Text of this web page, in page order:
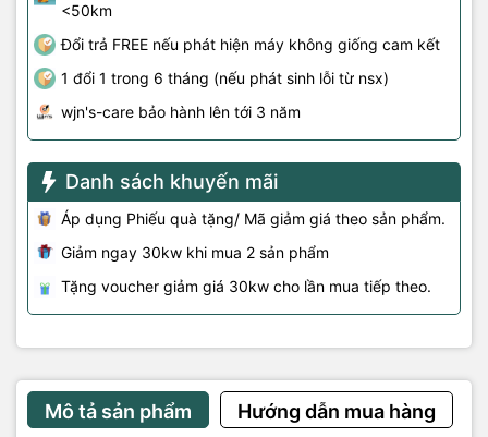
<50km
Đổi trả FREE nếu phát hiện máy không giống cam kết
1 đổi 1 trong 6 tháng (nếu phát sinh lỗi từ nsx)
wjn's-care bảo hành lên tới 3 năm
Danh sách khuyến mãi
Áp dụng Phiếu quà tặng/ Mã giảm giá theo sản phẩm.
Giảm ngay 30kw khi mua 2 sản phẩm
Tặng voucher giảm giá 30kw cho lần mua tiếp theo.
Mô tả sản phẩm Hướng dẫn mua hàng